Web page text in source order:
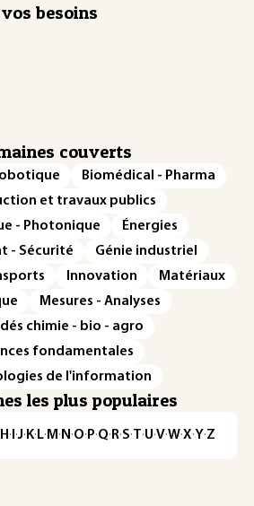
besoins
couverts
Biomédical - Pharma
et travaux publics
- Photonique
Énergies
- Sécurité
Génie industriel
Innovation
Matériaux
Mesures - Analyses
chimie - bio - agro
fondamentales
de l'information
les plus populaires
H · ·J· K· L· M · N ·O· P·Q· R·S·T·U·V·W·X·Y·Z